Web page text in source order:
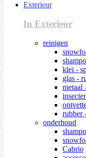
Exterieur
In Exterieur
reinigen
klei -
glas -
metaal
rubber
onderhoud
Cabrio